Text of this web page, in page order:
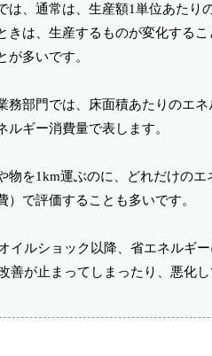
は、通常は、生産額1単位あた
きは、生産するものが変化する
が多いです。
務部門では、床面積あたりのエ
ルギー消費量で表します。
物を1km運ぶのに、どれだけの
）で評価することも多いです。
イルショック以降、省エネルギ
善が止まってしまったり、悪化